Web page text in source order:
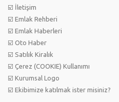
☑️ İletişim
☑️ Emlak Rehberi
☑️ Emlak Haberleri
☑️ Oto Haber
☑️ Satılık Kiralık
☑️ Çerez (COOKIE) Kullanımı
☑️ Kurumsal Logo
☑️ Ekibimize katılmak ister misiniz?